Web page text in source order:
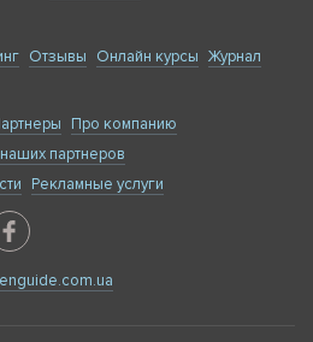
Отзывы Онлайн курсы Журнал
Про компанию
партнеров
Рекламные услуги